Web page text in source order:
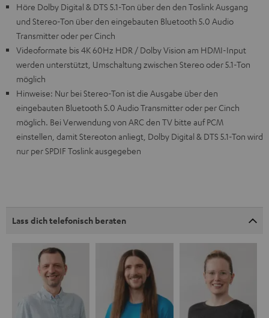
Höre Dolby Digital & DTS 5.1-Ton über den den Toslink Ausgang
und Stereo-Ton über den eingebauten Bluetooth 5.0 Audio
Transmitter oder per Cinch
Videoformate bis 4K 60Hz HDR / Dolby Vision am HDMI-Input
werden unterstützt, Umschaltung zwischen Stereo oder 5.1-Ton
möglich
Hinweise: Nur bei Stereo-Ton ist die Ausgabe über den
eingebauten Bluetooth 5.0 Audio Transmitter oder per Cinch
möglich. Bei Verwendung von ARC den TV bitte auf PCM
einstellen, damit Stereoton anliegt, Dolby Digital & DTS 5.1-Ton wird
nur per SPDIF Toslink ausgegeben
Lass dich telefonisch beraten